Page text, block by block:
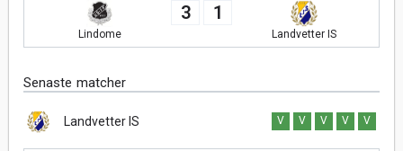
Lindome
3 1
Landvetter IS
Senaste matcher
Landvetter IS V V V V V